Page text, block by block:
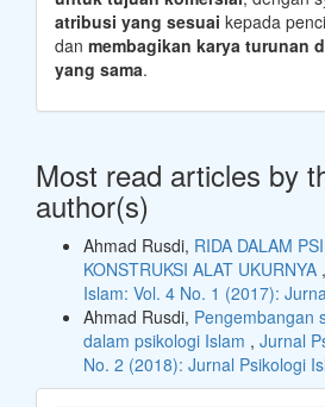
atribusi yang sesuai kepada
dan membagikan karya turunan
yang sama.
Most read articles by
author(s)
Ahmad Rusdi, RIDA DALAM
KONSTRUKSI ALAT UKURNYA ,
Islam: Vol. 4 No. 1 (2017):
Ahmad Rusdi, Pengembangan
dalam psikologi Islam , Jurnal
No. 2 (2018): Jurnal Psikologi